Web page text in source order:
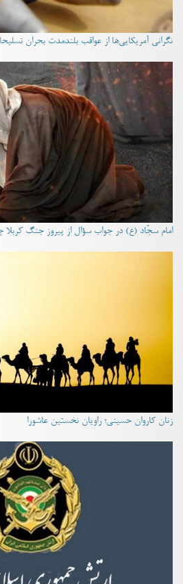
نگرانی آمریکایی‌ها از عواقب بلندمدت بحران
امام سجّاد (ع) در جواب سؤال از پیروز جنگ کربلا
زنان کاروان حسینی؛ راویان نخستین عاشورا